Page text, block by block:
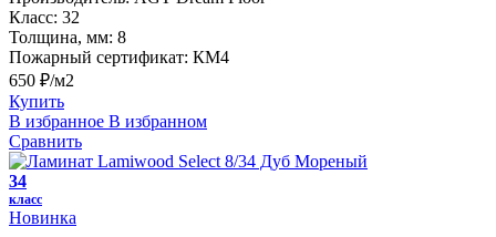
Класс: 32
Толщина, мм: 8
Пожарный сертификат: КМ4
650 ₽/м2
Купить
В избранное В избранном
Сравнить
34
класс
Новинка